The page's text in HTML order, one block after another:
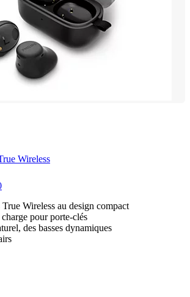
Wireless
Wireless au design compact
pour porte-clés
des basses dynamiques